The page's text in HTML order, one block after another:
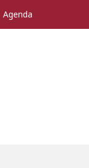
Agenda